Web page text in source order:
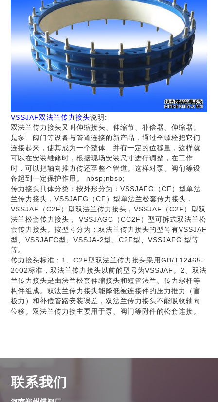
VSSJAF双法兰传力接头说明:
双法兰传力接头又叫伸缩接头、伸缩节、补偿器、伸缩器。
是泵、阀门等设备与管道连接的新产品，通过全螺栓把它们
连接起来，使其成为一个整体，并有一定的位移量，这样就
可以在安装维修时，根据现场安装尺寸进行调整，在工作
时，可以把轴向推力传还至整个管道。这样对泵、阀们等设
备起到一定保护作用。 nbsp;nbsp;
传力接头具体分类：按外形分为：VSSJAFG（CF）型单法
兰传力接头，VSSJAFG（CF）型单法兰松套传力接头，
VSSJAF（C2F）型双法兰传力接头，VSSJAF（C2F）型双
法兰松套传力接头， VSSJAGC（CC2F）型可拆式双法兰松
套传力接头。按型号分为：双法兰传力接头的型号有VSSJAF
型、VSSJAFC型、VSSJA-2型、C2F型、VSSJAFG 型等
等。
传力接头标准：1、C2F型双法兰传力接头采用GB/T12465-
2002标准，双法兰传力接头以前的型号为VSSJAF。2、双法
兰传力接头是由法兰松套伸缩接头和短管法兰、传力螺杆等
构件组成。双法兰传力接头能降低被连接件的压力推力（盲
板力）和补偿管路安装误差，双法兰传力接头不能吸收轴向
位移。双法兰传力接主要用于泵、阀门等附件的松套连接。
联系我们